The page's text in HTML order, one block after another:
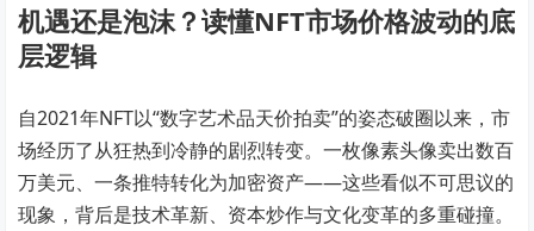
机遇还是泡沫？读懂NFT市场价格波动的底
层逻辑
自2021年NFT以“数字艺术品天价拍卖”的姿态破圈以来，市
场经历了从狂热到冷静的剧烈转变。一枚像素头像卖出数百
万美元、一条推特转化为加密资产——这些看似不可思议的
现象，背后是技术革新、资本炒作与文化变革的多重碰撞。